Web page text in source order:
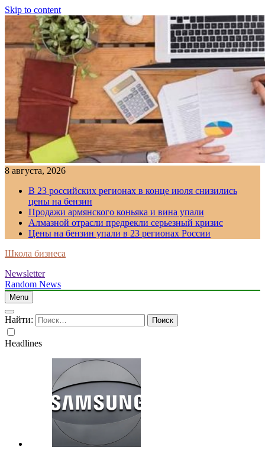
Skip to content
8 августа, 2026
В 23 российских регионах в конце июля снизились
цены на бензин
Продажи армянского коньяка и вина упали
Алмазной отрасли предрекли серьезный кризис
Цены на бензин упали в 23 регионах России
Школа бизнеса
Newsletter
Random News
Menu
Найти:
Headlines